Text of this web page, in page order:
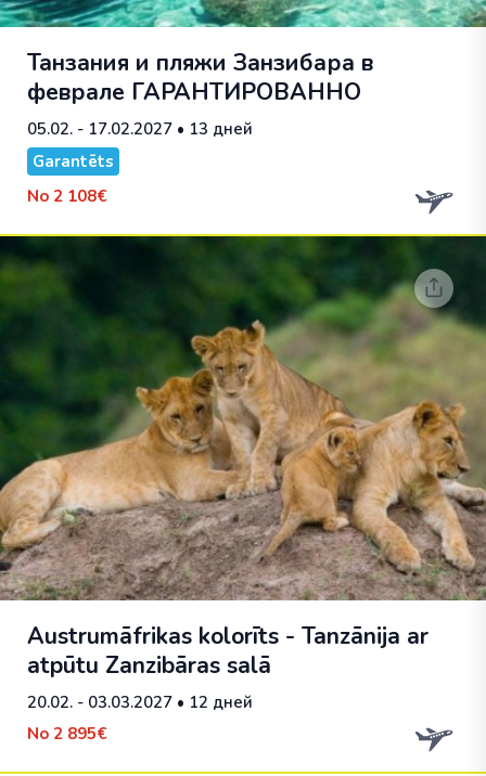
Танзания и пляжи Занзибара в
феврале ГАРАНТИРОВАННО
05.02. - 17.02.2027 • 13 дней
Garantēts
No 2 108€
Austrumāfrikas kolorīts - Tanzānija ar
atpūtu Zanzibāras salā
20.02. - 03.03.2027 • 12 дней
No 2 895€